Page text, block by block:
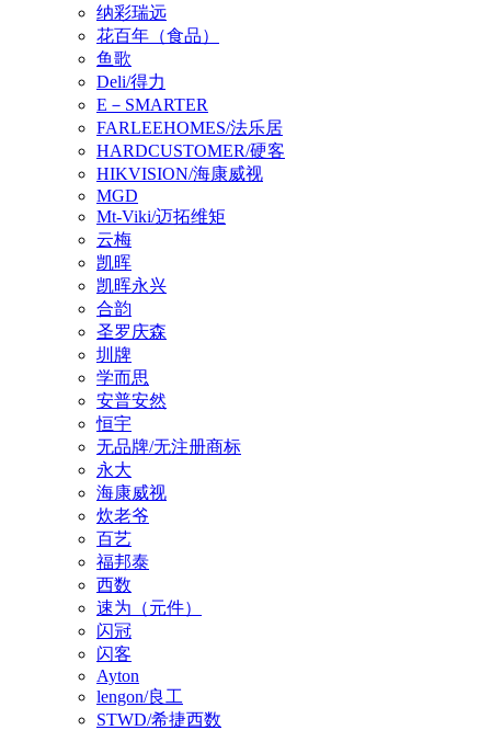
纳彩瑞远
花百年（食品）
鱼歌
Deli/得力
E－SMARTER
FARLEEHOMES/法乐居
HARDCUSTOMER/硬客
HIKVISION/海康威视
MGD
Mt-Viki/迈拓维矩
云梅
凯晖
凯晖永兴
合韵
圣罗庆森
圳牌
学而思
安普安然
恒宇
无品牌/无注册商标
永大
海康威视
炊老爷
百艺
福邦泰
西数
速为（元件）
闪冠
闪客
Ayton
lengon/良工
STWD/希捷西数